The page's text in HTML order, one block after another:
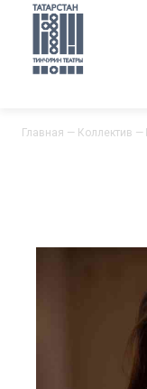
Главная — Коллектив —